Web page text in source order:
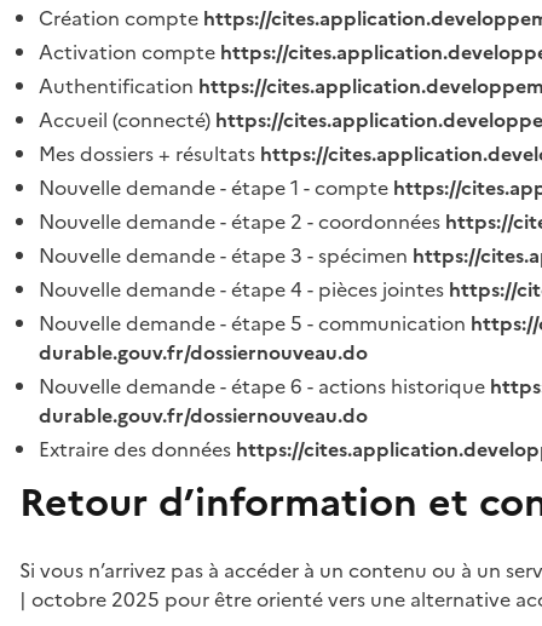
Création compte https://
Activation compte https://
Authentification https://
Accueil (connecté) https://
Mes dossiers + résultats https://
Nouvelle demande - étape 1 - compte https://
Nouvelle demande - étape 2 - coordonnées https://
Nouvelle demande - étape 3 - spécimen https://
Nouvelle demande - étape 4 - pièces jointes https://
Nouvelle demande - étape 5 - communication
durable.gouv.fr/dossiernouveau.do
Nouvelle demande - étape 6 - actions historique
durable.gouv.fr/dossiernouveau.do
Extraire des données https://
Retour d’information et
Si vous n’arrivez pas à accéder à un contenu ou à un
| octobre 2025 pour être orienté vers une alternative